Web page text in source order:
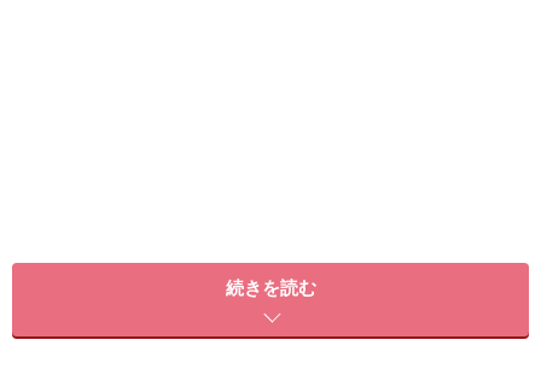
立体感のある花模様で、指先を華やかに演出！
続きを読む